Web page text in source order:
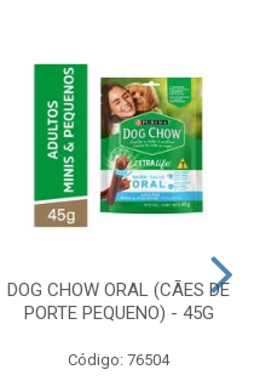
DOG CHOW ORAL (CÃES DE
PORTE PEQUENO) - 45G
Código: 76504